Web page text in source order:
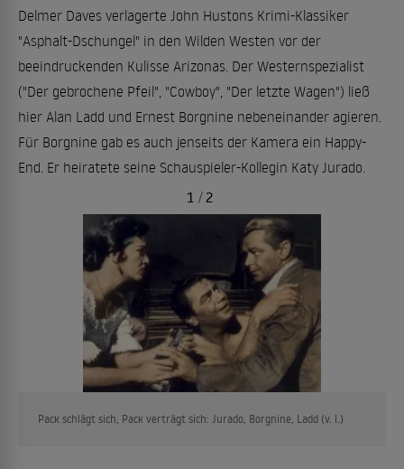
Delmer Daves verlagerte John Hustons Krimi-Klassiker
"Asphalt-Dschungel" in den Wilden Westen vor der
beeindruckenden Kulisse Arizonas. Der Westernspezialist
("Der gebrochene Pfeil", "Cowboy", "Der letzte Wagen") ließ
hier Alan Ladd und Ernest Borgnine nebeneinander agieren.
Für Borgnine gab es auch jenseits der Kamera ein Happy-
End. Er heiratete seine Schauspieler-Kollegin Katy Jurado.
Pack schlägt sich, Pack verträgt sich: Jurado, Borgnine, Ladd (v. l.)
1 / 2